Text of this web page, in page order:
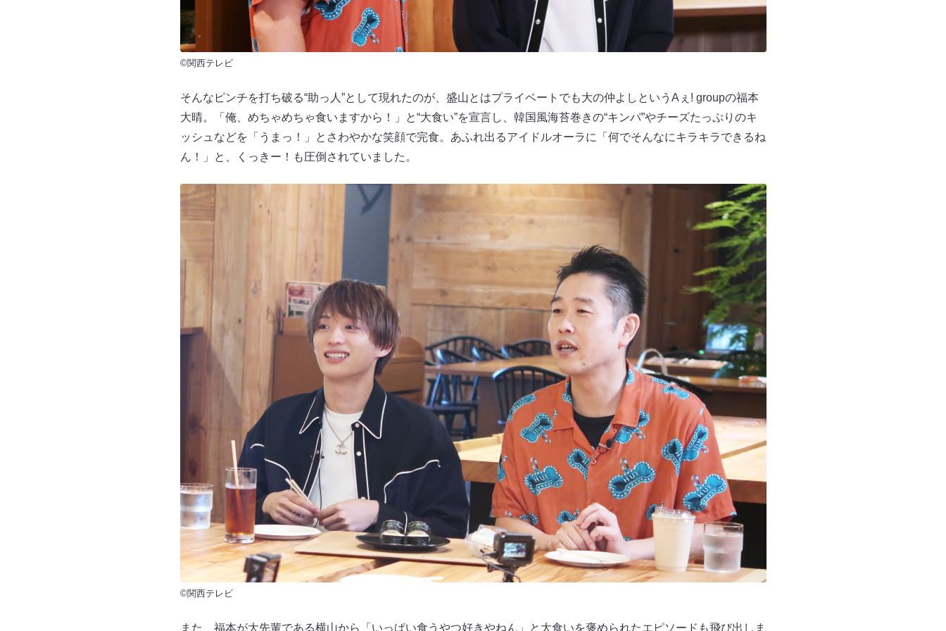
©関西テレビ
そんなピンチを打ち破る“助っ人”として現れたのが、盛山とはプライベートでも大の仲よしというAぇ! groupの福本
大晴。「俺、めちゃめちゃ食いますから！」と“大食い”を宣言し、韓国風海苔巻きの“キンパ”やチーズたっぷりのキ
ッシュなどを「うまっ！」とさわやかな笑顔で完食。あふれ出るアイドルオーラに「何でそんなにキラキラできるね
ん！」と、くっきー！も圧倒されていました。
©関西テレビ
また、福本が大先輩である横山から「いっぱい食うやつ好きやねん」と大食いを褒められたエピソードも飛び出しま